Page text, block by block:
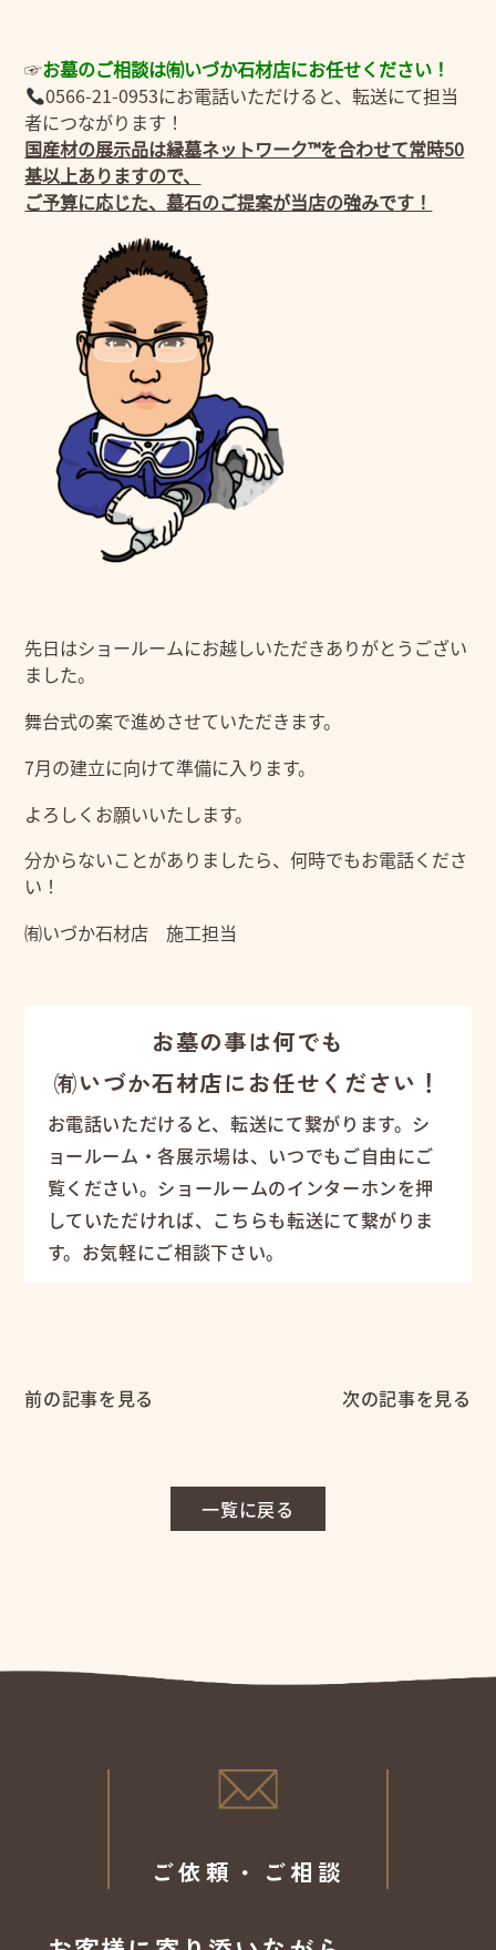
☞お墓のご相談は㈲いづか石材店にお任せください！
0566-21-0953にお電話いただけると、転送にて担当
者につながります！
国産材の展示品は縁墓ネットワーク™を合わせて常時50
基以上ありますので、
ご予算に応じた、墓石のご提案が当店の強みです！
先日はショールームにお越しいただきありがとうござい
ました。
舞台式の案で進めさせていただきます。
7月の建立に向けて準備に入ります。
よろしくお願いいたします。
分からないことがありましたら、何時でもお電話くださ
い！
㈲いづか石材店 施工担当
お墓の事は何でも
㈲いづか石材店にお任せください！
お電話いただけると、転送にて繋がります。シ
ョールーム・各展示場は、いつでもご自由にご
覧ください。ショールームのインターホンを押
していただければ、こちらも転送にて繋がりま
す。お気軽にご相談下さい。
前の記事を見る
一覧に戻る
次の記事を見る
ご依頼・ご相談